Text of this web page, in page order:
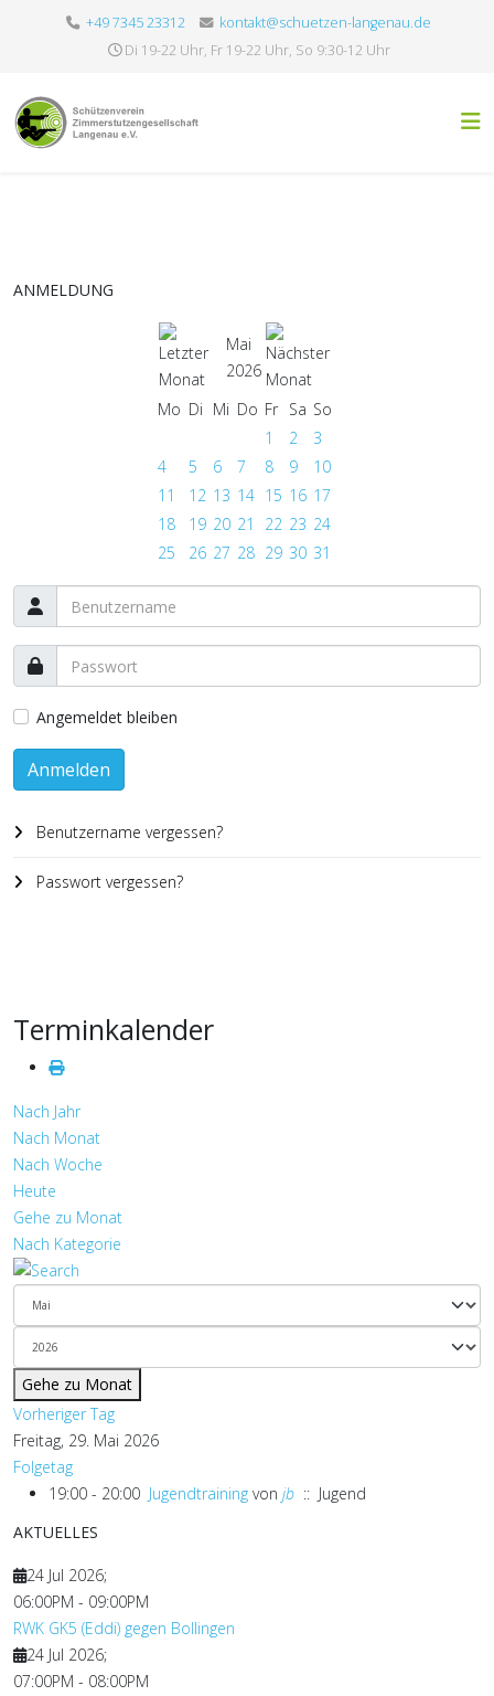
+49 7345 23312
kontakt@schuetzen-langenau.de
Di 19-22 Uhr, Fr 19-22 Uhr, So 9:30-12 Uhr
ANMELDUNG
Mai
2026
Mo Di Mi Do Fr Sa So
1
2
3
4
5 6 7 8 9
10
11
12 13 14 15 16 17
18
19 20 21 22 23 24
25
26 27 28 29 30 31
Angemeldet bleiben
Anmelden
Benutzername vergessen?
Passwort vergessen?
Terminkalender
Nach Jahr
Nach Monat
Nach Woche
Heute
Gehe zu Monat
Nach Kategorie
Gehe zu Monat
Vorheriger Tag
Freitag, 29. Mai 2026
Folgetag
19:00 - 20:00 Jugendtraining von jb :: Jugend
AKTUELLES
24 Jul 2026;
06:00PM - 09:00PM
RWK GK5 (Eddi) gegen Bollingen
24 Jul 2026;
07:00PM - 08:00PM